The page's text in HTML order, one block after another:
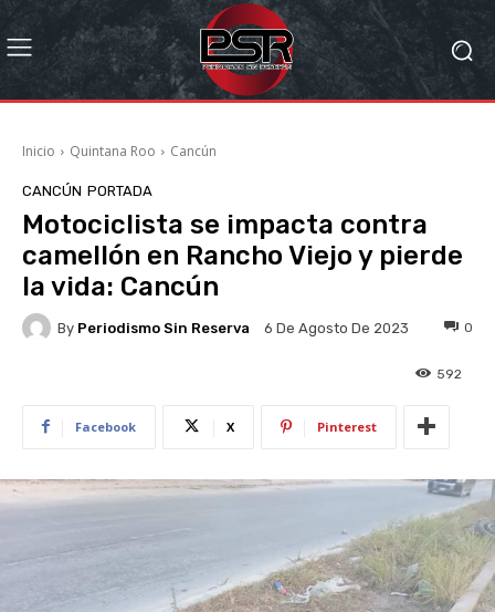
Inicio Quintana Roo Cancún
CANCÚN PORTADA
Motociclista se impacta contra
camellón en Rancho Viejo y pierde
la vida: Cancún
By Periodismo Sin Reserva 6 De Agosto De 2023 0
592
Facebook X Pinterest